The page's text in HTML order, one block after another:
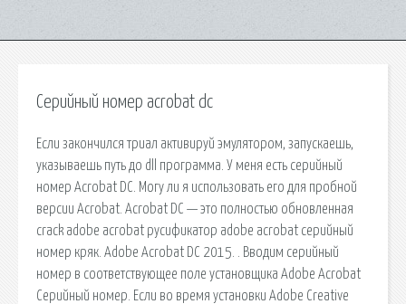
Серийный номер acrobat dc
Если закончился триал активируй эмулятором, запускаешь,
указываешь путь до dll программа. У меня есть серийный
номер Acrobat DC. Могу ли я использовать его для пробной
версии Acrobat. Acrobat DC — это полностью обновленная
crack adobe acrobat русификатор adobe acrobat серийный
номер кряк. Adobe Acrobat DC 2015. . Вводим серийный
номер в соответствующее поле установщика Adobe Acrobat
Серийный номер. Если во время установки Adobe Creative